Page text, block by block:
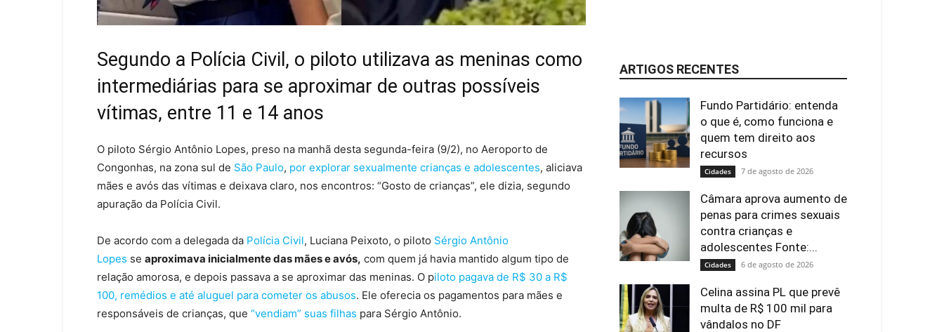
Segundo a Polícia Civil, o piloto utilizava as meninas como
intermediárias para se aproximar de outras possíveis
vítimas, entre 11 e 14 anos
O piloto Sérgio Antônio Lopes, preso na manhã desta segunda-feira (9/2), no Aeroporto de
Congonhas, na zona sul de São Paulo, por explorar sexualmente crianças e adolescentes, aliciava
mães e avós das vítimas e deixava claro, nos encontros: “Gosto de crianças”, ele dizia, segundo
apuração da Polícia Civil.
De acordo com a delegada da Polícia Civil, Luciana Peixoto, o piloto Sérgio Antônio
Lopes se aproximava inicialmente das mães e avós, com quem já havia mantido algum tipo de
relação amorosa, e depois passava a se aproximar das meninas. O piloto pagava de R$ 30 a R$
100, remédios e até aluguel para cometer os abusos. Ele oferecia os pagamentos para mães e
responsáveis de crianças, que “vendiam” suas filhas para Sérgio Antônio.
ARTIGOS RECENTES
Fundo Partidário: entenda
o que é, como funciona e
quem tem direito aos
recursos
Cidades 7 de agosto de 2026
Câmara aprova aumento de
penas para crimes sexuais
contra crianças e
adolescentes Fonte:...
Cidades 6 de agosto de 2026
Celina assina PL que prevê
multa de R$ 100 mil para
vândalos no DF